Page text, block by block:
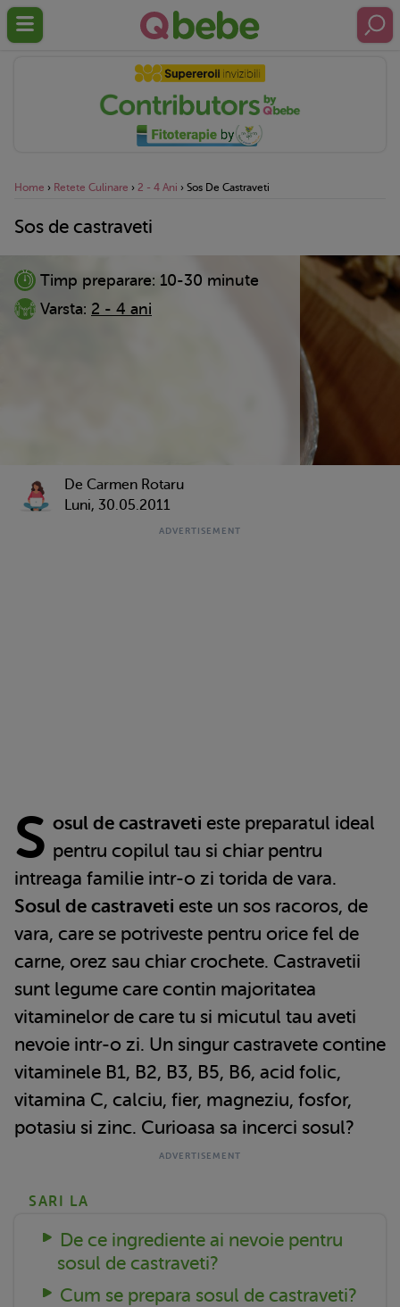
Home › Retete Culinare › 2 - 4 Ani › Sos De Castraveti
Sos de castraveti
Timp preparare: 10-30 minute
Varsta: 2 - 4 ani
De Carmen Rotaru
Luni, 30.05.2011
S osul de castraveti este preparatul ideal
pentru copilul tau si chiar pentru
intreaga familie intr-o zi torida de vara.
Sosul de castraveti este un sos racoros, de
vara, care se potriveste pentru orice fel de
carne, orez sau chiar crochete. Castravetii
sunt legume care contin majoritatea
vitaminelor de care tu si micutul tau aveti
nevoie intr-o zi. Un singur castravete contine
vitaminele B1, B2, B3, B5, B6, acid folic,
vitamina C, calciu, fier, magneziu, fosfor,
potasiu si zinc. Curioasa sa incerci sosul?
SARI LA
De ce ingrediente ai nevoie pentru
sosul de castraveti?
Cum se prepara sosul de castraveti?